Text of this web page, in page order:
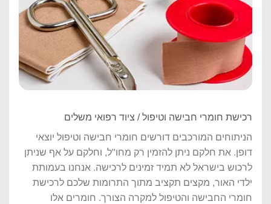
רכישת חומרי חבישה וטיפול / ציוד רפואי משלים
הניתוחים המורכבים דורשים חומרי חבישה וטיפול יוצאי
דופן. את חלקם ניתן להזמין רק מחו"ל, וחלקם על אף שניתן
לרכוש בישראל לא תמיד זמינים לרכישה. אנחנו בעמותת
ילדי האור, מקצים תקציב מתוך התרומות שלכם לרכישת
חומרי החבישה והטיפול למקרה הצורך. חומרים אלו